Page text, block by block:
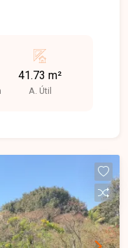
41.73 m²
A. Útil